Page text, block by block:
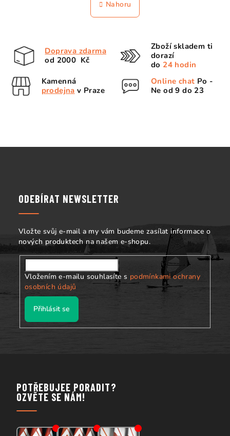
á
ý
k
o
Nahoru
Doprava zdarma
od 2000 Kč
Zboží skladem ti
dorazí
do 24 hodin
Kamenná
prodejna v Praze
Online chat Po -
Ne od 9 do 23
ODEBÍRAT NEWSLETTER
Vložte svůj e-mail a my vám budeme zasílat informace o
nových produktech na našem e-shopu.
Vložením e-mailu souhlasíte s podmínkami ochrany
osobních údajů
Přihlásit se
POTŘEBUJEE PORADIT?
OZVĚTE SE NÁM!